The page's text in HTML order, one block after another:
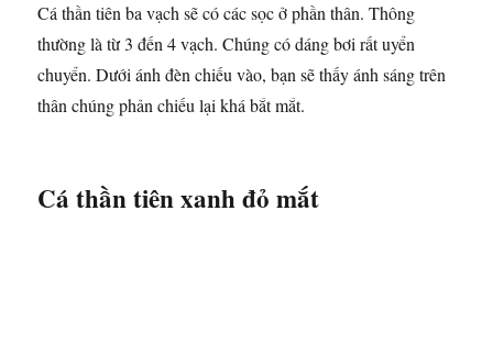
Cá thần tiên ba vạch sẽ có các sọc ở phần thân. Thông
thường là từ 3 đến 4 vạch. Chúng có dáng bơi rất uyển
chuyển. Dưới ánh đèn chiếu vào, bạn sẽ thấy ánh sáng trên
thân chúng phản chiếu lại khá bắt mắt.
Cá thần tiên xanh đỏ mắt